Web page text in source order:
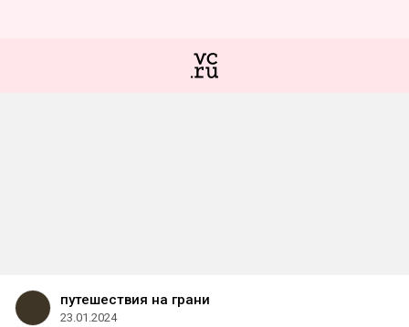
путешествия на грани
23.01.2024